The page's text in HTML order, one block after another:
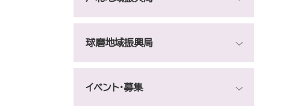
球磨地域振興局
イベント・募集